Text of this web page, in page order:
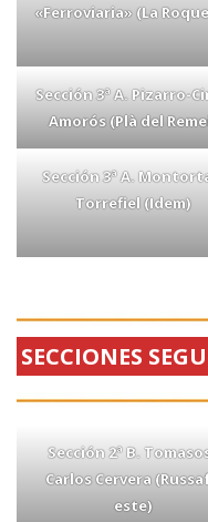
«Ferroviaria» (La
Sección 3ª A. Pizarro-
Amorós (Plà del
Sección 3ª A.
Torrefiel (Idem)
SECCIONES
Sección 2ª B.
Carlos Cervera
este)